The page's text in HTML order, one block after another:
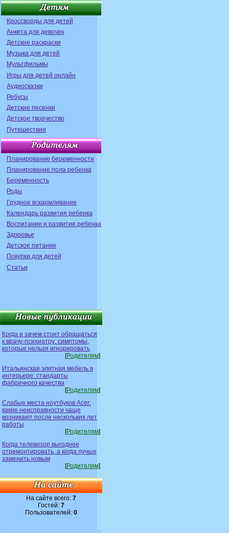
Кроссворды для детей
Анкета для девочек
Детские раскраски
Музыка для детей
Мультфильмы
Игры для детей онлайн
Аудиосказки
Ребусы
Детские песенки
Детское творчество
Путешествия
Планирование беременности
Планирование пола ребенка
Беременность
Роды
Грудное вскармливание
Календарь развития ребенка
Воспитание и развитие ребенка
Здоровье
Детское питание
Покупки для детей
Статьи
Когда и зачем стоит обращаться
к врачу-психиатру: симптомы,
которые нельзя игнорировать
[Родителям]
Итальянская элитная мебель в
интерьере: стандарты
фабричного качества
[Родителям]
Слабые места ноутбуков Acer:
какие неисправности чаще
возникают после нескольких лет
работы
[Родителям]
Когда телевизор выгоднее
отремонтировать, а когда лучше
заменить новым
[Родителям]
На сайте всего: 7
Гостей: 7
Пользователей: 0